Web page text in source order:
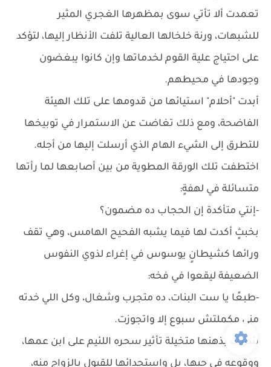
تعمدت ألا تأتي سوى بمظهرها الغجري المثير
للشبهات، ورنة خلخالها العالية تلفت الأنظار إليها، لتؤكد
على احتياج علية القوم لخدماتها وإن كانوا يبغضون
وجودها في محيطهم.
أبدت "أحلام" استيائها من قدومها على تلك الهيئة
الفاضحة، ومع ذلك تغاضت عن الاستمرار في توبيخها
للتطرق إلى الشيء الهام الذي أرسلت إليها من أجله.
اختطفت تلك الورقة المطوية من بين أصابعها لما رأتها
متسائلة في لهفةٍ:
-إنتي متأكدة إن الحجاب ده مضمون؟
بخبثٍ أكدت لها فيما يشبه الفحيح الهامس، وهي تقف
ورائها كشيطانٍ يوسوس في إغراء لذوي النفوس
الضعيفة ليقعوا في فخه:
-طبعًا يا ست البنات، ده متجرب وشغال، وكل اللي خدته
مني مكملتش سبوع إلا واتجوزت.
شردت بذهنها متخيلة تأثير سحره اللئيم على ابن عمها،
ووقوعه في حبها، بل واستجدائها للقبول بالزواج منه،